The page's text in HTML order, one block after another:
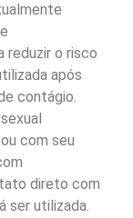
reduzir o risco
após
contágio.
com seu
direto com
ser utilizada.